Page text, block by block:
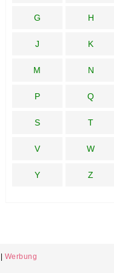
G H
J K
M N
P Q
S T
V W
Y Z
| Werbung